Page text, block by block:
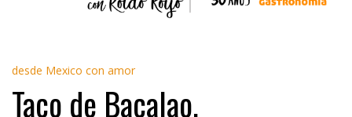
desde Mexico con amor
Taco de Bacalao.